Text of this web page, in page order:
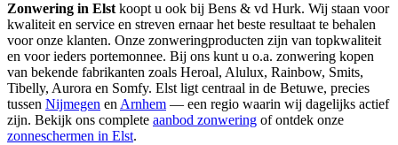
Zonwering in Elstkoopt u ook bij Bens & vd Hurk. Wij staan voor
kwaliteit en service en streven ernaar het beste resultaat te behalen
voor onze klanten. Onze zonweringproducten zijn van topkwaliteit
en voor ieders portemonnee. Bij ons kunt u o.a. zonwering kopen
van bekende fabrikanten zoals Heroal, Alulux, Rainbow, Smits,
Tibelly, Aurora en Somfy. Elst ligt centraal in de Betuwe, precies
tussen Nijmegen enArnhem — een regio waarin wij dagelijks actief
zijn. Bekijk ons complete aanbod zonwering of ontdek onze
zonneschermen in Elst.